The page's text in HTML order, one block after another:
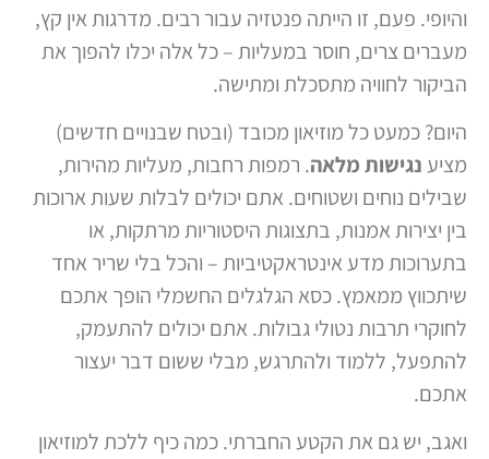
והיופי. פעם, זו הייתה פנטזיה עבור רבים. מדרגות אין קץ,
מעברים צרים, חוסר במעליות – כל אלה יכלו להפוך את
הביקור לחוויה מתסכלת ומתישה.
היום? כמעט כל מוזיאון מכובד (ובטח שבנויים חדשים)
מציענגישות מלאה. רמפות רחבות, מעליות מהירות,
שבילים נוחים ושטוחים. אתם יכולים לבלות שעות ארוכות
בין יצירות אמנות, בתצוגות היסטוריות מרתקות, או
בתערוכות מדע אינטראקטיביות – והכל בלי שריר אחד
שיתכווץ ממאמץ. כסא הגלגלים החשמלי הופך אתכם
לחוקרי תרבות נטולי גבולות. אתם יכולים להתעמק,
להתפעל, ללמוד ולהתרגש, מבלי ששום דבר יעצור
אתכם.
ואגב, יש גם את הקטע החברתי. כמה כיף ללכת למוזיאון